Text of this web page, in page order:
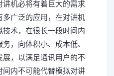
机必将有着巨大的需求
广泛的应用，在对讲机
术，在很长一段时间内
，向体积小、成本低、
，以满足通讯用户的不
间内不可能代替模拟对讲